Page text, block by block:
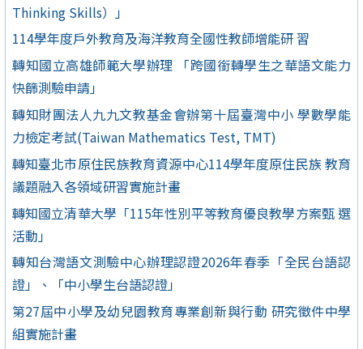
Thinking Skills）」
114學年度戶外教育及海洋教育全國性教師增能研 習
轉知國立高雄師範大學辦理 「跨國銜轉學生之華語文能力
快篩測驗申請」
轉知財團法人九九文教基金會辦第十屆臺灣中小 學數學能
力檢定考試(Taiwan Mathematics Test, TMT)
轉知臺北市原住民族教育資源中心114學年度原住民族 教育
議題融入各領域研習實施計畫
轉知國立清華大學「115年性別平等教育優良教學方案甄 選
活動」
轉知台灣語文測驗中心辦理認證2026年春季「全民台語認
證」、「中小學生台語認證」
第27屆中小學及幼兒園教育專業創新與行動 研究徵件中學
組實施計畫